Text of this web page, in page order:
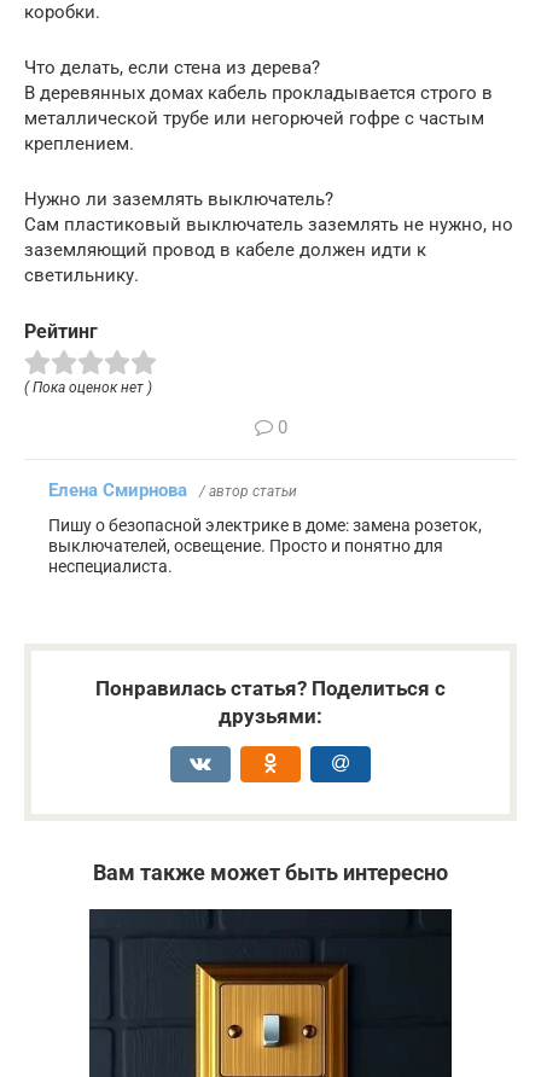
коробки.
Что делать, если стена из дерева?
В деревянных домах кабель прокладывается строго в
металлической трубе или негорючей гофре с частым
креплением.
Нужно ли заземлять выключатель?
Сам пластиковый выключатель заземлять не нужно, но
заземляющий провод в кабеле должен идти к
светильнику.
Рейтинг
( Пока оценок нет )
0
Елена Смирнова / автор статьи
Пишу о безопасной электрике в доме: замена розеток,
выключателей, освещение. Просто и понятно для
неспециалиста.
Понравилась статья? Поделиться с
друзьями:
Вам также может быть интересно